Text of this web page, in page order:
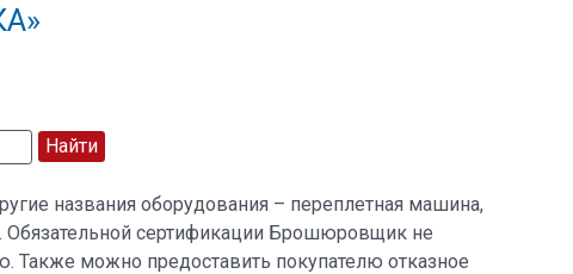
названия оборудования – переплетная машина,
Обязательной сертификации Брошюровщик не
Также можно предоставить покупателю отказное